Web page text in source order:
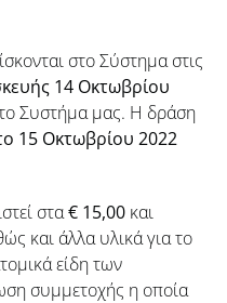
στο Σύστημα στις
14 Οκτωβρίου
Συστήμα μας. Η δράση
15 Οκτωβρίου 2022
στα€ 15,00 και
και άλλα υλικά για το
είδη των
συμμετοχής η οποία